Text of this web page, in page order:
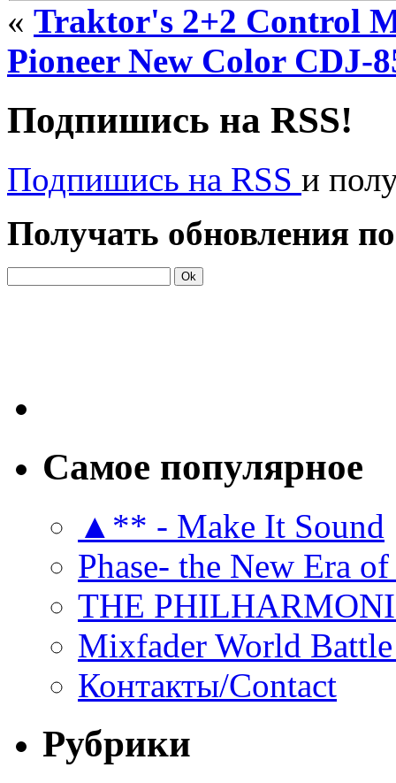
« Traktor's 2+2 Control
Pioneer New Color CDJ-
Подпишись на RSS!
Подпишись на RSS и
Получать обновления
Самое популярное
▲** - Make It Sound
Phase- the New Era
THE
Mixfader World
Контакты/Contact
Рубрики